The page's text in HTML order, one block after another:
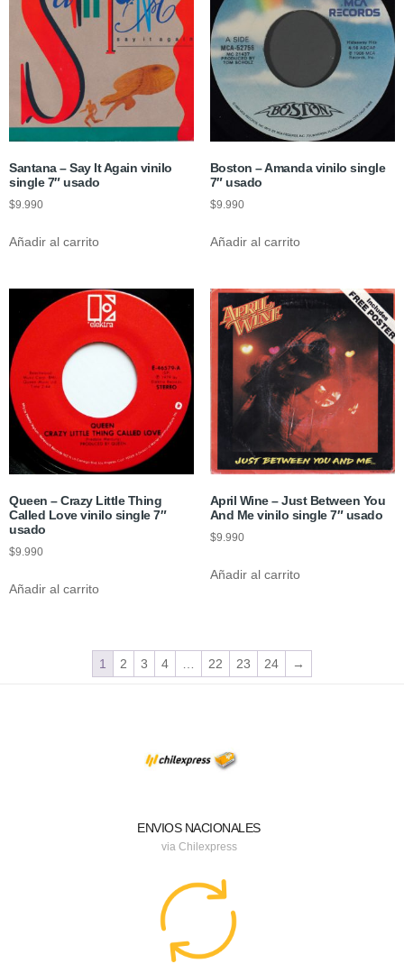
Santana – Say It Again vinilo
single 7″ usado
$9.990
Añadir al carrito
Boston – Amanda vinilo single
7″ usado
$9.990
Añadir al carrito
Queen – Crazy Little Thing
Called Love vinilo single 7″
usado
$9.990
Añadir al carrito
April Wine – Just Between You
And Me vinilo single 7″ usado
$9.990
Añadir al carrito
1 2 3 4 22 23 24 →
ENVIOS NACIONALES
via Chilexpress